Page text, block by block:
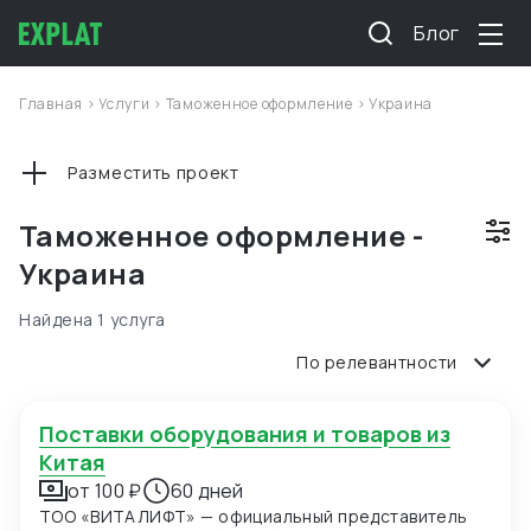
Блог
Главная >Услуги > Таможенное оформление >Украина
Таможенное оформление -
Украина
Разместить проект
Найдена 1 услуга
По релевантности
Поставки оборудования и товаров из
Китая
от 100 ₽ 60 дней
ТОО «ВИТАЛИФТ» — официальный представитель